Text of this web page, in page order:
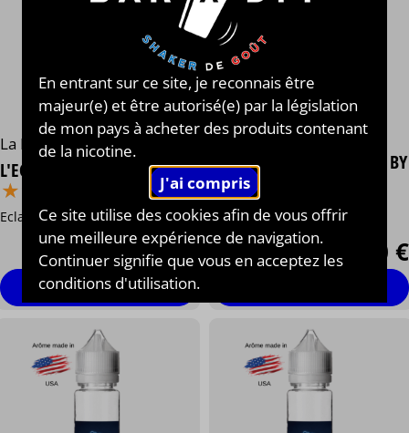
La Fabrique Française
L'ECLAIR AU CAFÉ
⋆⋆
⋆⋆
Eclair café
13,90 €
Personnaliser
Le Coq qui Vape®
CHARLOTTE AUX FRAISES BY
LES BÊTISES DU COQ®
⋆⋆⋆⋆⋆
⋆⋆⋆⋆⋆
Gâteau, crème, fraise
13,90 €
En entrant sur ce site, je reconnais être
majeur(e) et être autorisé(e) par la législation
de mon pays à acheter des produits contenant
de la nicotine.
Ce site utilise des cookies afin de vous offrir
une meilleure expérience de navigation.
Continuer signifie que vous en acceptez les
conditions d'utilisation.